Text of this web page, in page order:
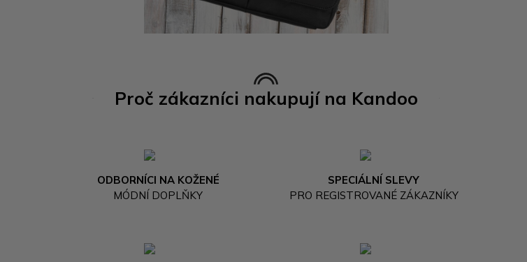
Proč zákazníci nakupují na Kandoo
ODBORNÍCI NA KOŽENÉ
MÓDNÍ DOPLŇKY
SPECIÁLNÍ SLEVY
PRO REGISTROVANÉ ZÁKAZNÍKY